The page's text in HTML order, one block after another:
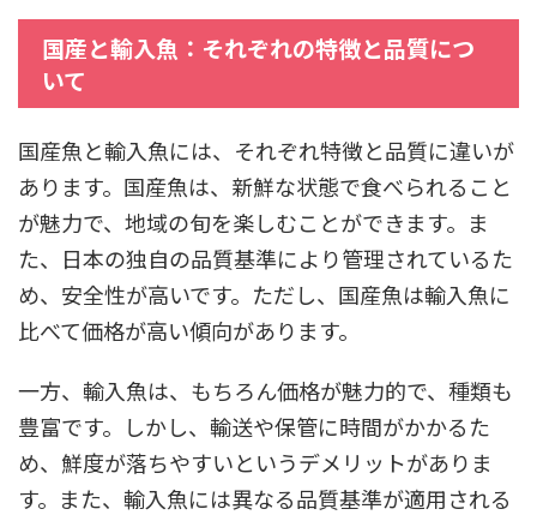
国産と輸入魚：それぞれの特徴と品質につ
いて
国産魚と輸入魚には、それぞれ特徴と品質に違いが
あります。国産魚は、新鮮な状態で食べられること
が魅力で、地域の旬を楽しむことができます。ま
た、日本の独自の品質基準により管理されているた
め、安全性が高いです。ただし、国産魚は輸入魚に
比べて価格が高い傾向があります。
一方、輸入魚は、もちろん価格が魅力的で、種類も
豊富です。しかし、輸送や保管に時間がかかるた
め、鮮度が落ちやすいというデメリットがありま
す。また、輸入魚には異なる品質基準が適用される